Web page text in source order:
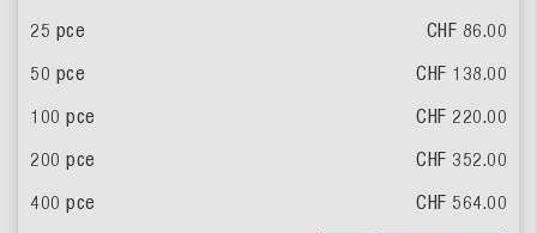
CHF 86.00
CHF 138.00
CHF 220.00
CHF 352.00
CHF 564.00